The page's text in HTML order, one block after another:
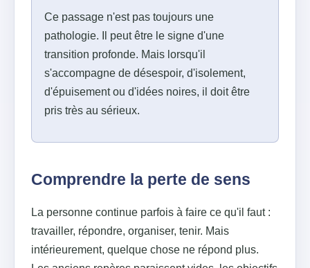
Ce passage n'est pas toujours une
pathologie. Il peut être le signe d'une
transition profonde. Mais lorsqu'il
s'accompagne de désespoir, d'isolement,
d'épuisement ou d'idées noires, il doit être
pris très au sérieux.
Comprendre la perte de sens
La personne continue parfois à faire ce qu'il faut :
travailler, répondre, organiser, tenir. Mais
intérieurement, quelque chose ne répond plus.